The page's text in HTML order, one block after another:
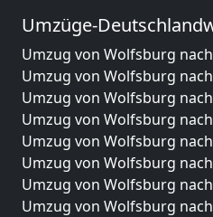
Umzüge-
Umzug von Wolfsburg
Umzug von Wolfsburg
Umzug von Wolfsburg
Umzug von Wolfsburg
Umzug von Wolfsburg
Umzug von Wolfsburg
Umzug von Wolfsburg
Umzug von Wolfsburg